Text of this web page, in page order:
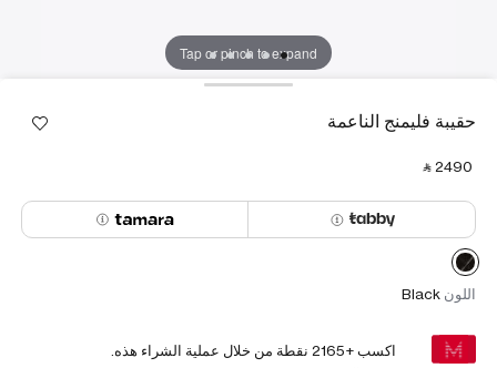
Tap or pinch to expand
حقيبة فليمنج الناعمة
‎ ⃁ ⁦2490⁩ ‎
اللون Black
اكسب +2165 نقطة من خلال عملية الشراء هذه.